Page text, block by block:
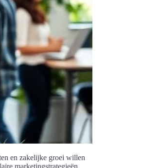
en zakelijke groei willen